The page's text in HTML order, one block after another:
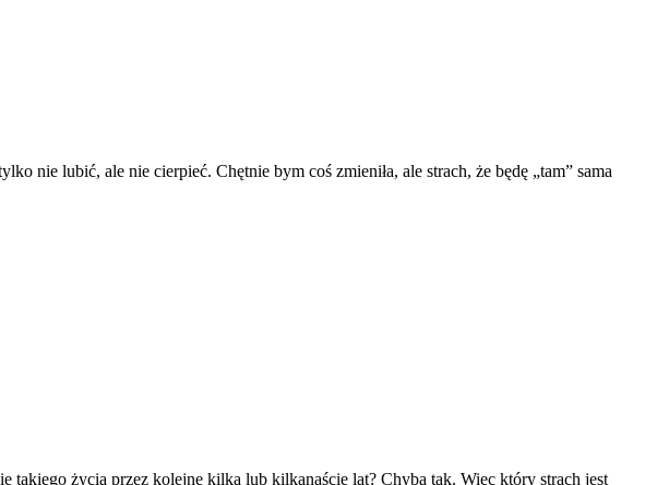
nie lubić, ale nie cierpieć. Chętnie bym coś zmieniła, ale strach, że będę „tam” sama
życia przez kolejne kilka lub kilkanaście lat? Chyba tak. Więc który strach jest